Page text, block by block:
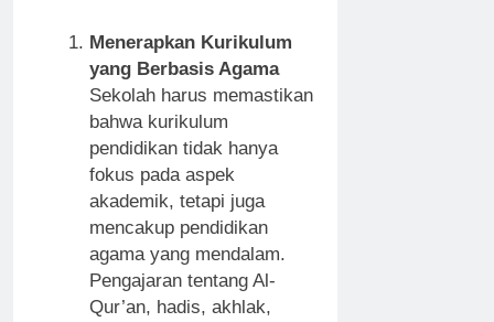
Menerapkan Kurikulum
yang Berbasis Agama
Sekolah harus memastikan
bahwa kurikulum
pendidikan tidak hanya
fokus pada aspek
akademik, tetapi juga
mencakup pendidikan
agama yang mendalam.
Pengajaran tentang Al-
Qur’an, hadis, akhlak,